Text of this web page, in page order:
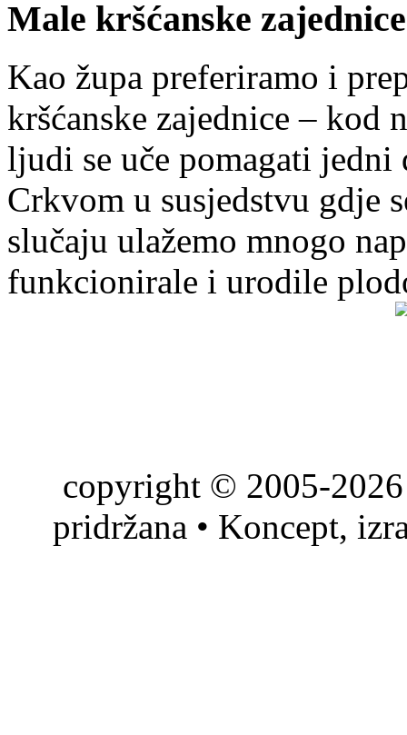
Male kršćanske zajednice
Kao župa preferiramo i
kršćanske zajednice – kod
ljudi se uče pomagati
Crkvom u susjedstvu gdje
slučaju ulažemo mnogo
funkcionirale i urodile
copyright © 2005-
pridržana • Koncept,